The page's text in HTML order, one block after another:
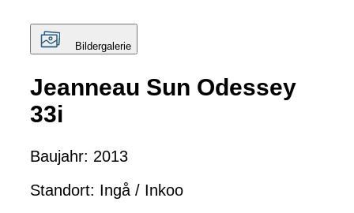
Bildergalerie
Jeanneau Sun Odessey
33i
Baujahr: 2013
Standort: Ingå / Inkoo